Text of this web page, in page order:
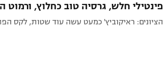
פינטילי חלש, גרסיה טוב כחלוץ, ורמוט
הציונים: ראיקוביץ' כמעט עשה עוד שטות, לקס